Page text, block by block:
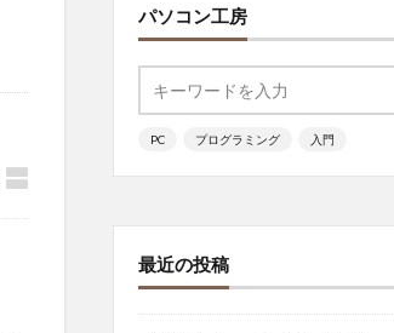
パソコン工房
PC プログラミング 入門
最近の投稿